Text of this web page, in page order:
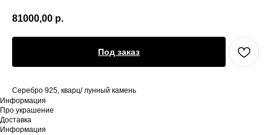
81000,00 р.
Под заказ
Серебро 925, кварц/ лунный камень
Информация
Про украшение
Доставка
Информация